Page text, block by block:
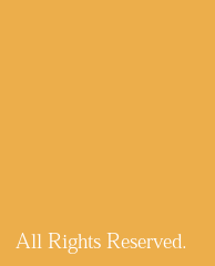
All Rights Reserved.